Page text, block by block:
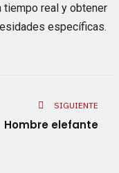
real y obtener
específicas.
SIGUIENTE
Hombre elefante